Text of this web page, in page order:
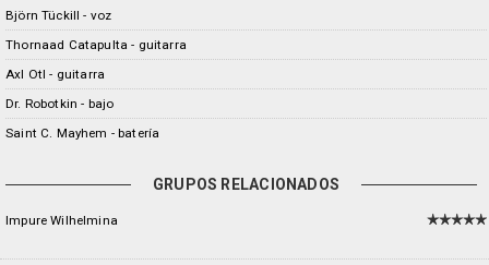
Björn Tückill - voz
Thornaad Catapulta - guitarra
Axl Otl - guitarra
Dr. Robotkin - bajo
Saint C. Mayhem - batería
GRUPOS RELACIONADOS
Impure Wilhelmina